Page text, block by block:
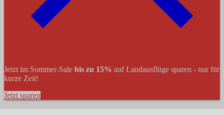
Jetzt im Sommer-Sale bis zu 15% auf Landausflüge sparen - nur für
kurze Zeit!
Jetzt sparen